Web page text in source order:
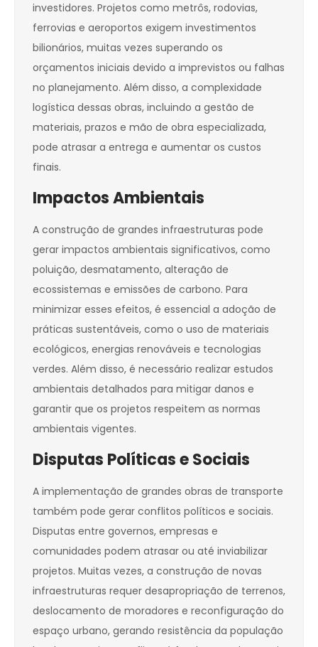
investidores. Projetos como metrôs, rodovias,
ferrovias e aeroportos exigem investimentos
bilionários, muitas vezes superando os
orçamentos iniciais devido a imprevistos ou falhas
no planejamento. Além disso, a complexidade
logística dessas obras, incluindo a gestão de
materiais, prazos e mão de obra especializada,
pode atrasar a entrega e aumentar os custos
finais.
Impactos Ambientais
A construção de grandes infraestruturas pode
gerar impactos ambientais significativos, como
poluição, desmatamento, alteração de
ecossistemas e emissões de carbono. Para
minimizar esses efeitos, é essencial a adoção de
práticas sustentáveis, como o uso de materiais
ecológicos, energias renováveis e tecnologias
verdes. Além disso, é necessário realizar estudos
ambientais detalhados para mitigar danos e
garantir que os projetos respeitem as normas
ambientais vigentes.
Disputas Políticas e Sociais
A implementação de grandes obras de transporte
também pode gerar conflitos políticos e sociais.
Disputas entre governos, empresas e
comunidades podem atrasar ou até inviabilizar
projetos. Muitas vezes, a construção de novas
infraestruturas requer desapropriação de terrenos,
deslocamento de moradores e reconfiguração do
espaço urbano, gerando resistência da população